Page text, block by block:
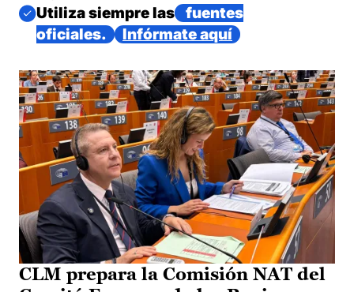
Imagen
Utiliza siempre las
fuentes
oficiales.
Infórmate aquí
CLM prepara la Comisión NAT del